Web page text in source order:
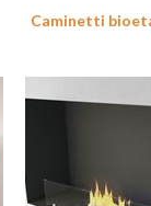
Caminetti